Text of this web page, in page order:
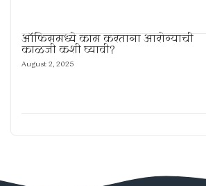
ऑफिसमध्ये काम करताना आरोग्याची
काळजी कशी घ्यावी?
August 2, 2025